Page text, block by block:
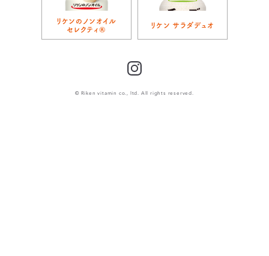
リケンのノンオイル
セレクティ®
リケン サラダデュオ
© Riken vitamin co., ltd. All rights reserved.